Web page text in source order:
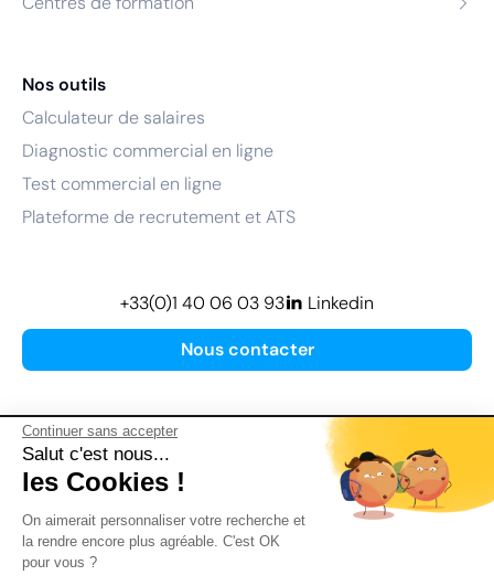
Continuer sans accepter
Salut c'est nous...
les Cookies !
On aimerait personnaliser votre recherche et
la rendre encore plus agréable. C'est OK
pour vous ?
Nos outils
Calculateur de salaires
Diagnostic commercial en ligne
Test commercial en ligne
Plateforme de recrutement et ATS
Nous contacter
+33(0)1 40 06 03 93 Linkedin
Plan de site
Mentions légales